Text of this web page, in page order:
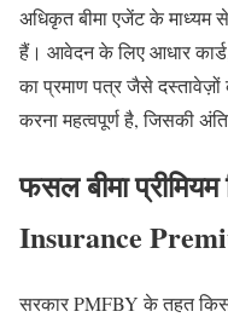
अधिकृत बीमा एजेंट के
हैं। आवेदन के लिए आधार
का प्रमाण पत्र जैसे
करना महत्वपूर्ण है, जिसकी
फसल बीमा
Insurance
सरकार PMFBY के तहत